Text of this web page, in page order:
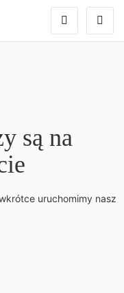
są na
uruchomimy nasz